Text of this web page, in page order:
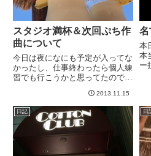
スタジオ満杯＆次回ぷち作
曲について
今日は夜になにも予定が入ってな
かったし、仕事終わったら個人練
習でも行こうかと思ってたのです
３時からなら、、、と言われる
が、なんか仕事忙しくて疲れたの
で、まあ今日はいいや、と先ほど
帰ってきました。直近でギター関
連...
2013.11.15
名
本
本
ー
て
が
日記 日